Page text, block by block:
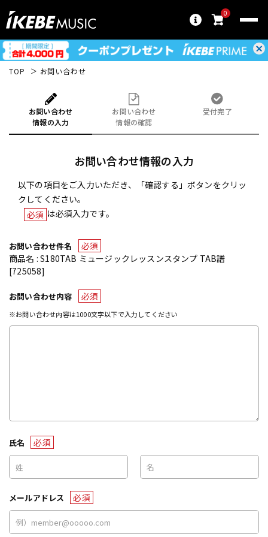
0
TOP お問い合わせ
お問い合わせ
情報の入力
お問い合わせ
情報の確認
受付完了
お問い合わせ情報の入力
以下の項目をご入力いただき、「確認する」ボタンをクリッ
クしてください。
必須 は必須入力です。
お問い合わせ件名
必須
商品名 : S180TAB ミュージックレッスンスタンプ TAB譜
[725058]
お問い合わせ内容 必須
※お問い合わせ内容は1000文字以下で入力してください
氏名 必須
メールアドレス 必須